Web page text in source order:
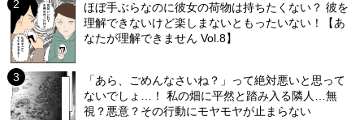
ほぼ手ぶらなのに彼女の荷物は持ちたくない？ 彼を
理解できないけど楽しまないともったいない！【あ
なたが理解できません Vol.8】
「あら、ごめんなさいね？」って絶対悪いと思って
ないでしょ…！ 私の畑に平然と踏み入る隣人…無
視？悪意？その行動にモヤモヤが止まらない